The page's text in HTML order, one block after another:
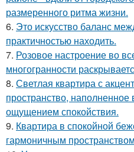
размеренного ритма жизни.
6. Это искусство баланс
практичностью находить.
7. Розовое настроение во
многогранности
8. Светлая квартира с
пространство, наполненное
ощущением спокойствия.
9. Квартира в спокойной
гармоничным